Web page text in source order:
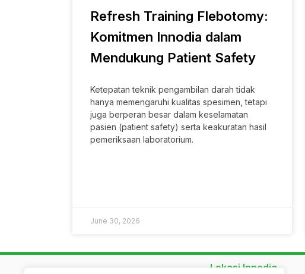
Refresh Training Flebotomy:
Komitmen Innodia dalam
Mendukung Patient Safety​
Ketepatan teknik pengambilan darah tidak
hanya memengaruhi kualitas spesimen, tetapi
juga berperan besar dalam keselamatan
pasien (patient safety) serta keakuratan hasil
pemeriksaan laboratorium.
June 30, 2026
Lokasi Innodia